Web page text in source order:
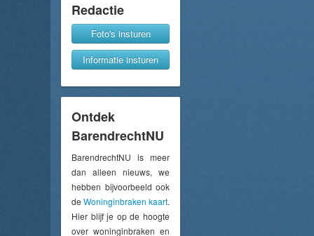
Redactie
Foto's insturen
Informatie insturen
Ontdek
BarendrechtNU
BarendrechtNU is meer
dan alleen nieuws, we
hebben bijvoorbeeld ook
de Woninginbraken kaart.
Hier blijf je op de hoogte
over woninginbraken en